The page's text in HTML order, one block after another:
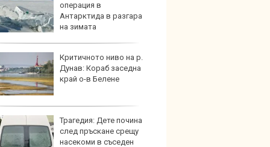
операция в
Антарктида в разгара
на зимата
Критичното ниво на р.
Дунав: Кораб заседна
край о-в Белене
Трагедия: Дете почина
след пръскане срещу
насекоми в съседен